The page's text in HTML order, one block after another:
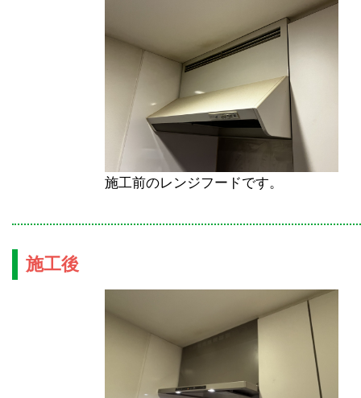
施工前のレンジフードです。
施工後